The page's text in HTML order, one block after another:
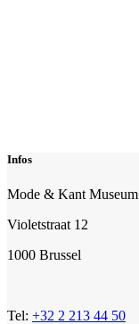
Infos
Mode & Kant Museum
Violetstraat 12
1000 Brussel
Tel: +32 2 213 44 50